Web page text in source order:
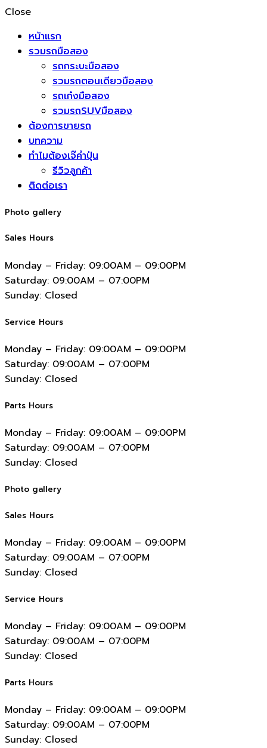
Close
หน้าแรก
รวมรถมือสอง
รถกระบะมือสอง
รวมรถตอนเดียวมือสอง
รถเก๋งมือสอง
รวมรถSUVมือสอง
ต้องการขายรถ
บทความ
ทำไมต้องเจ๊คำปุ่น
รีวิวลูกค้า
ติดต่อเรา
Photo gallery
Sales Hours
Monday – Friday: 09:00AM – 09:00PM
Saturday: 09:00AM – 07:00PM
Sunday: Closed
Service Hours
Monday – Friday: 09:00AM – 09:00PM
Saturday: 09:00AM – 07:00PM
Sunday: Closed
Parts Hours
Monday – Friday: 09:00AM – 09:00PM
Saturday: 09:00AM – 07:00PM
Sunday: Closed
Photo gallery
Sales Hours
Monday – Friday: 09:00AM – 09:00PM
Saturday: 09:00AM – 07:00PM
Sunday: Closed
Service Hours
Monday – Friday: 09:00AM – 09:00PM
Saturday: 09:00AM – 07:00PM
Sunday: Closed
Parts Hours
Monday – Friday: 09:00AM – 09:00PM
Saturday: 09:00AM – 07:00PM
Sunday: Closed